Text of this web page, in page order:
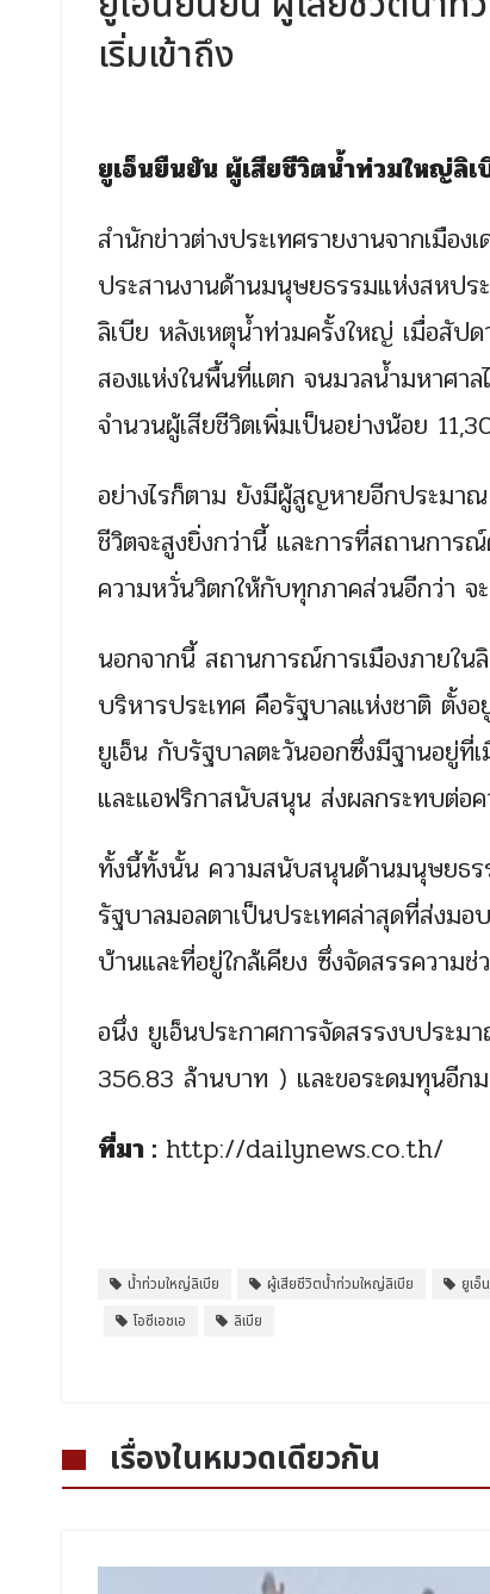
เริ่มเข้าถึง
ยูเอ็นยืนยัน ผู้เสียชีวิตน้ำท่วมใหญ่ลิเ
สำนักข่าวต่างประเทศรายงานจากเมือ
ประสานงานด้านมนุษยธรรมแห่งสหปร
ลิเบีย หลังเหตุน้ำท่วมครั้งใหญ่ เมื่อสัป
สองแห่งในพื้นที่แตก จนมวลน้ำมหาศาล
จำนวนผู้เสียชีวิตเพิ่มเป็นอย่างน้อย
อย่างไรก็ตาม ยังมีผู้สูญหายอีกประมา
ชีวิตจะสูงยิ่งกว่านี้ และการที่สถานกา
ความหวั่นวิตกให้กับทุกภาคส่วนอีกว่า จ
นอกจากนี้ สถานการณ์การเมืองภายใน
บริหารประเทศ คือรัฐบาลแห่งชาติ ตั้ง
ยูเอ็น กับรัฐบาลตะวันออกซึ่งมีฐานอยู่ที่
และแอฟริกาสนับสนุน ส่งผลกระทบต่อ
ทั้งนี้ทั้งนั้น ความสนับสนุนด้านมนุษยธรร
รัฐบาลมอลตาเป็นประเทศล่าสุดที่ส่งม
บ้านและที่อยู่ใกล้เคียง ซึ่งจัดสรรความ
อนึ่ง ยูเอ็นประกาศการจัดสรรงบประ
356.83 ล้านบาท ) และขอระดมทุนอีก
ที่มา : http://dailynews.co.th/
น้ำท่วมใหญ่ลิเบีย ผู้เสียชีวิตน้ำท่วมใหญ่ลิเบีย
ยูเอ็น
โอซีเอชเอ
ลิเบีย
เรื่องในหมวดเดียวกัน